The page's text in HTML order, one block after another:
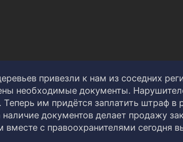
привезли к нам из соседних
необходимые документы.
Теперь им придётся заплатить штраф
наличие документов делает продажу
с правоохранителями сегодня